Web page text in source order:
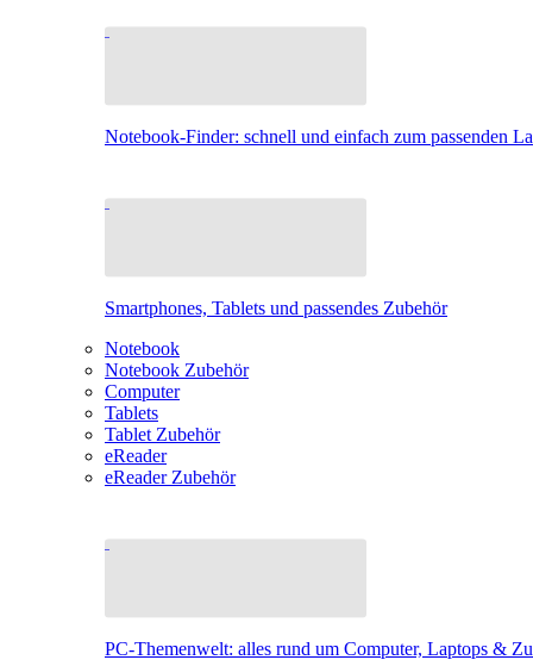
Notebook-Finder: schnell und einfach zum passenden
Smartphones, Tablets und passendes Zubehör
Notebook
Notebook Zubehör
Computer
Tablets
Tablet Zubehör
eReader
eReader Zubehör
PC-Themenwelt: alles rund um Computer, Laptops &